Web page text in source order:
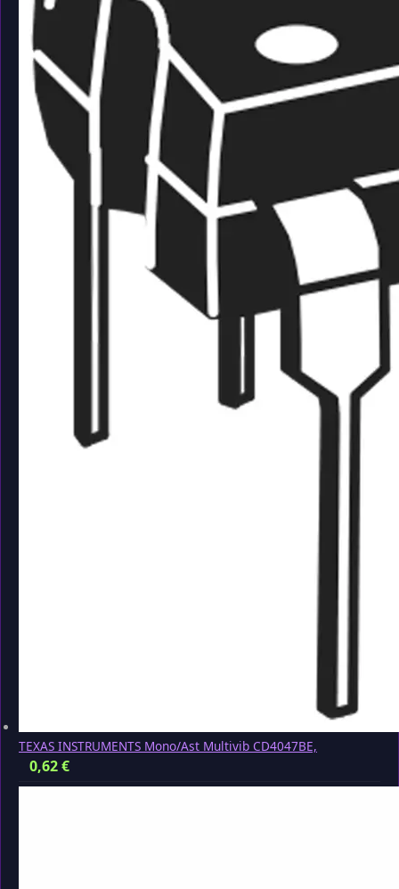
TEXAS INSTRUMENTS Mono/Ast Multivib CD4047BE,
0,62€